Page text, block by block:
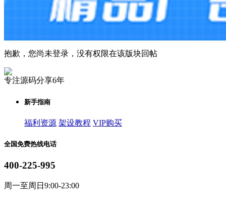
抱歉，您尚未登录，没有权限在该版块回帖
专注源码分享6年
新手指南
福利资源 架设教程 VIP购买
全国免费热线电话
400-225-995
周一至周日9:00-23:00